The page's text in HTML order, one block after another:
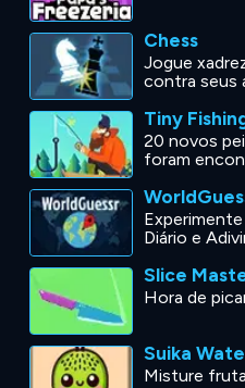
Chess
Jogue
contra seus
Tiny
20 novos
foram
Diário e
Slice
Hora de
Suika
Misture